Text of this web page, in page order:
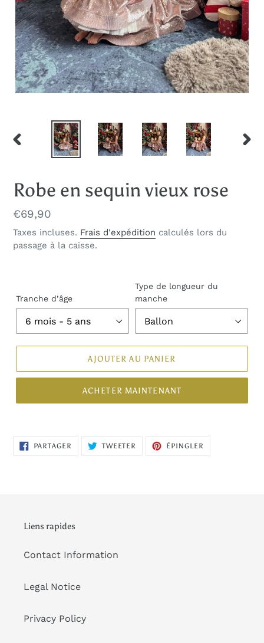
DIAPOSITIVE
Robe en sequin vieux rose
Prix
normal
€69,90
Taxes incluses. Frais d'expédition calculés lors du
passage à la caisse.
Tranche d’âge
Type de longueur du
manche
AJOUTER AU PANIER
ACHETER MAINTENANT
PARTAGER PARTAGERTWEETER TWEETERÉPINGLER
Liens rapides
Contact Information
Legal Notice
Privacy Policy